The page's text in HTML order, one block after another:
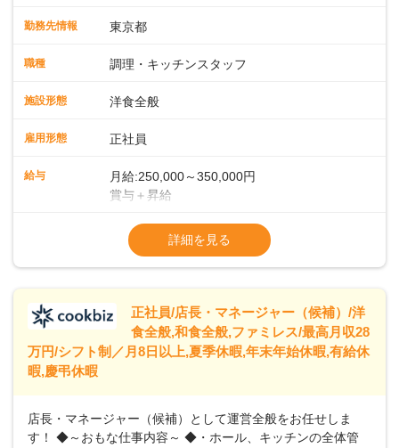
トできます。経験者は、これまでのスキルを活かして即戦力
うな流れ作業ではなく、一人ひとりが責任を持って料理に取
できます。また、20代・30代の若手や中堅スタッフにどんど
大きな特徴です。 ◆ライブキッチンでお客様を魅了！メニュ
ンを極めたベテラン。朝食・ランチの時間帯に、自家製の焼
きたてパンをメインとしたビュッフェスタイルでお客様をお
あり、お客様との距離が近い臨場感あふれる環境で、調理だ
けでなく演出スキルも身につけられます。さらに、将来的に
ァンを一緒に増やしていきましょう！
勤務先情報 東京都
職種 調理・キッチンスタッフ
施設形態 洋食全般
雇用形態 正社員
給与
月給:250,000～350,000円
賞与＋昇給
※試用期間 3ヶ月間あり（待遇変動なし）
※固定残業代15時間25,000円～を含む、超
詳細を見る
正社員/店長・マネージャー（候補）/洋
食全般,和食全般,ファミレス/最高月収28
万円/シフト制／月8日以上,夏季休暇,年末年始休暇,有給休
暇,慶弔休暇
店長・マネージャー（候補）として運営全般をお任せしま
す！ ◆～おもな仕事内容～ ◆・ホール、キッチンの全体管